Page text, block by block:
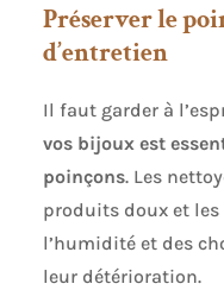
Préserver le
d’entretien
Il faut garder à
vos bijoux est
poinçons. Les
produits doux et les
l’humidité et des
leur détérioration.